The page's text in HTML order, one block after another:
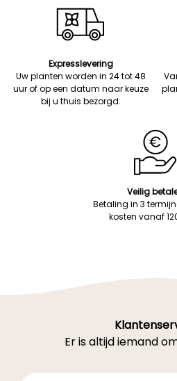
Expresslevering
Uw planten worden in 24 tot 48
uur of op een datum naar keuze
bij u thuis bezorgd.
Veilig
Betaling in 3
kosten vanaf
Er is altijd iemand